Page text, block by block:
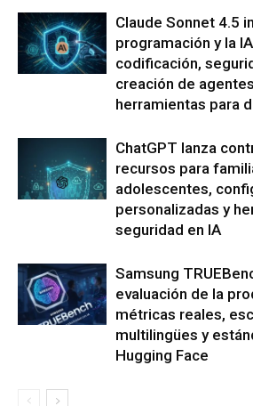
Claude Sonnet 4.5
programación y la
codificación,
creación de
herramientas para
ChatGPT lanza
recursos para
adolescentes,
personalizadas y
seguridad en IA
Samsung
evaluación de la
métricas reales,
multilingües y
Hugging Face